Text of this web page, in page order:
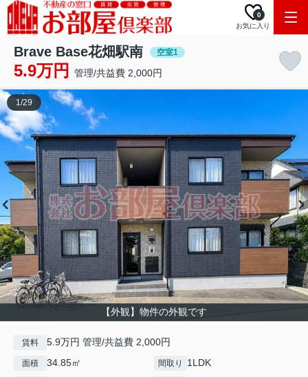
お気に入り
0
Brave Base花畑駅南 空室1
5.9万円 管理/共益費 2,000円
【外観】物件の外観です
1/29
賃料 5.9万円 管理/共益費 2,000円
面積 34.85㎡ 間取り 1LDK